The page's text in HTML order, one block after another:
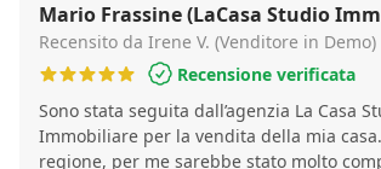
Mario Frassine (LaCasa Studio
Recensito da Irene V. (Venditore in Demo)
Recensione verificata
Sono stata seguita dall’agenzia La Casa
Immobiliare per la vendita della mia
regione, per me sarebbe stato molto